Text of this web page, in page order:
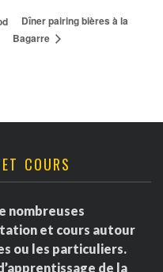
Dîner pairing bières à la
Bagarre
COURS
nombreuses
et cours autour
ou les particuliers.
de la